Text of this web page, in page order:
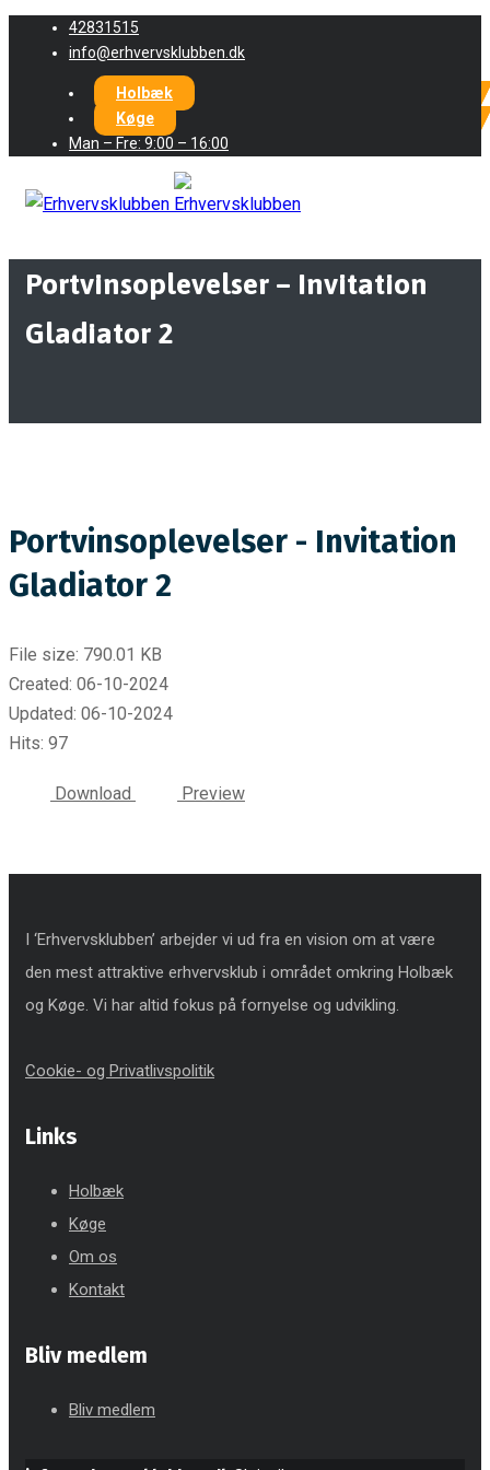
42831515
info@erhvervsklubben.dk
Holbæk
Køge
Man – Fre: 9:00 – 16:00
Portvinsoplevelser – Invitation
Gladiator 2
Portvinsoplevelser - Invitation
Gladiator 2
File size: 790.01 KB
Created: 06-10-2024
Updated: 06-10-2024
Hits: 97
Download Preview
I ‘Erhvervsklubben’ arbejder vi ud fra en vision om at være
den mest attraktive erhvervsklub i området omkring Holbæk
og Køge. Vi har altid fokus på fornyelse og udvikling.
Cookie- og Privatlivspolitik
Links
Holbæk
Køge
Om os
Kontakt
Bliv medlem
Bliv medlem